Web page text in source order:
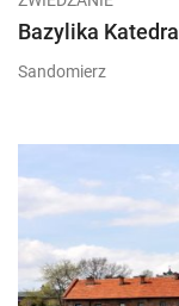
Bazylika
Sandomierz